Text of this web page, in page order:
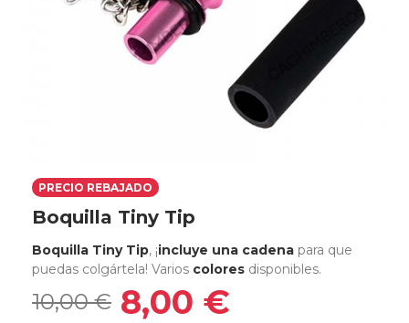
PRECIO REBAJADO
Boquilla Tiny Tip
Boquilla Tiny Tip, ¡incluye una cadena para que
puedas colgártela! Varios colores disponibles.
10,00 € 8,00 €